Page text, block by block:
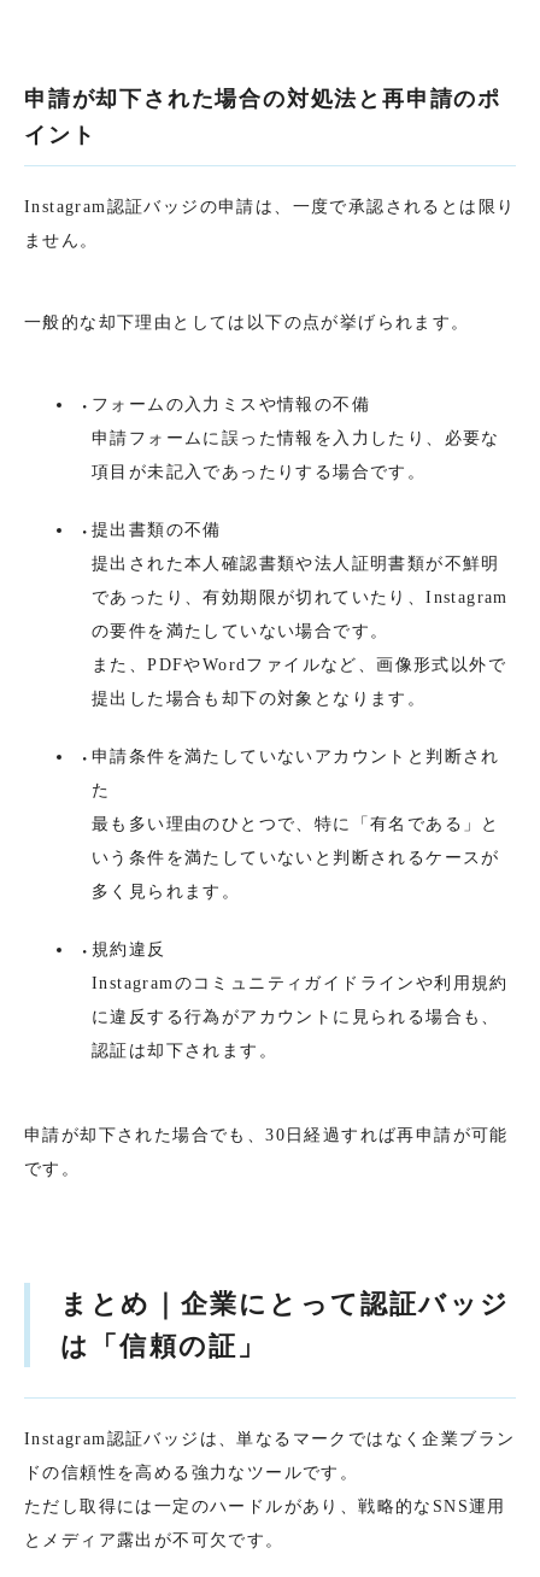
申請が却下された場合の対処法と再申請のポ
イント
Instagram認証バッジの申請は、一度で承認されるとは限り
ません。
一般的な却下理由としては以下の点が挙げられます。
フォームの入力ミスや情報の不備
申請フォームに誤った情報を入力したり、必要な
項目が未記入であったりする場合です。
提出書類の不備
提出された本人確認書類や法人証明書類が不鮮明
であったり、有効期限が切れていたり、Instagram
の要件を満たしていない場合です。
また、PDFやWordファイルなど、画像形式以外で
提出した場合も却下の対象となります。
申請条件を満たしていないアカウントと判断され
た
最も多い理由のひとつで、特に「有名である」と
いう条件を満たしていないと判断されるケースが
多く見られます。
規約違反
Instagramのコミュニティガイドラインや利用規約
に違反する行為がアカウントに見られる場合も、
認証は却下されます。
申請が却下された場合でも、30日経過すれば再申請が可能
です。
まとめ｜企業にとって認証バッジ
は「信頼の証」
Instagram認証バッジは、単なるマークではなく企業ブラン
ドの信頼性を高める強力なツールです。
ただし取得には一定のハードルがあり、戦略的なSNS運用
とメディア露出が不可欠です。